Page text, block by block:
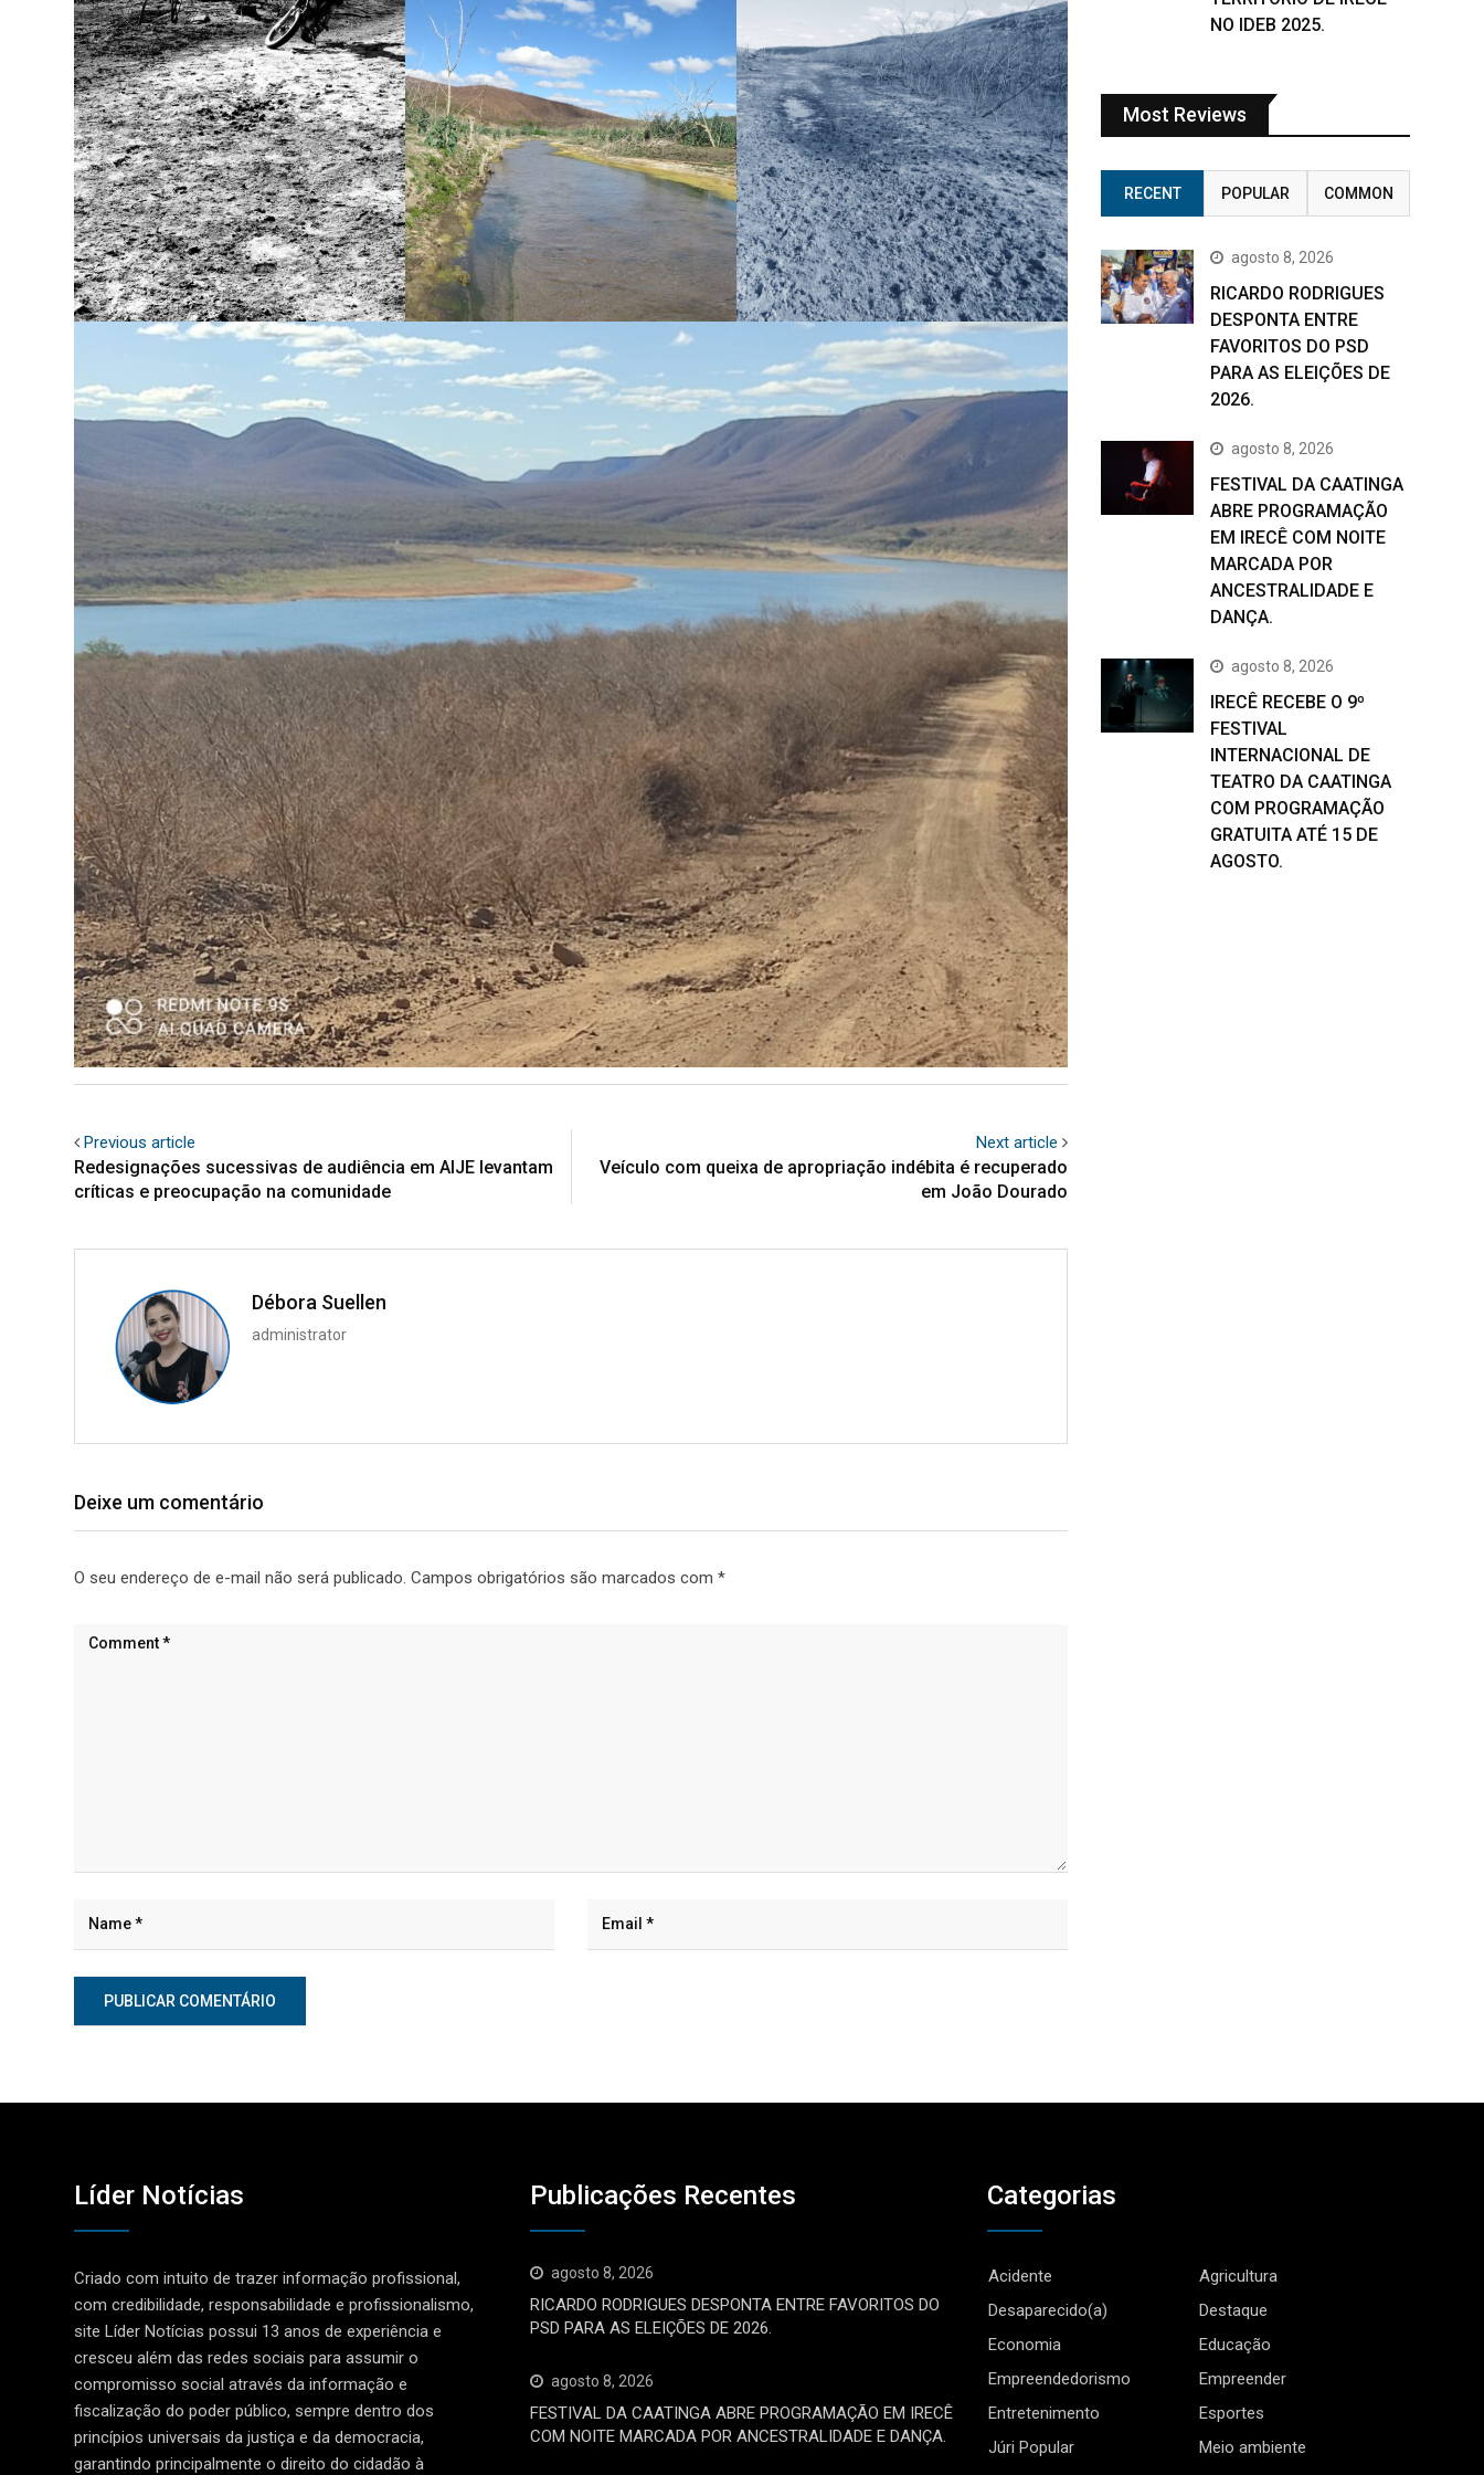
Previous article
Redesignações sucessivas de audiência em AIJE levantam
críticas e preocupação na comunidade
Next article
Veículo com queixa de apropriação indébita é recuperado
em João Dourado
Débora Suellen
administrator
Deixe um comentário
O seu endereço de e-mail não será publicado. Campos obrigatórios são marcados com *
NO IDEB 2025.
Most Reviews
RECENT POPULAR COMMON
agosto 8, 2026
RICARDO RODRIGUES
DESPONTA ENTRE
FAVORITOS DO PSD
PARA AS ELEIÇÕES DE
2026.
agosto 8, 2026
FESTIVAL DA CAATINGA
ABRE PROGRAMAÇÃO
EM IRECÊ COM NOITE
MARCADA POR
ANCESTRALIDADE E
DANÇA.
agosto 8, 2026
IRECÊ RECEBE O 9º
FESTIVAL
INTERNACIONAL DE
TEATRO DA CAATINGA
COM PROGRAMAÇÃO
GRATUITA ATÉ 15 DE
AGOSTO.
Líder Notícias
Criado com intuito de trazer informação profissional,
com credibilidade, responsabilidade e profissionalismo,
site Líder Notícias possui 13 anos de experiência e
cresceu além das redes sociais para assumir o
compromisso social através da informação e
fiscalização do poder público, sempre dentro dos
princípios universais da justiça e da democracia,
garantindo principalmente o direito do cidadão à
Publicações Recentes
agosto 8, 2026
RICARDO RODRIGUES DESPONTA ENTRE FAVORITOS DO
PSD PARA AS ELEIÇÕES DE 2026.
agosto 8, 2026
FESTIVAL DA CAATINGA ABRE PROGRAMAÇÃO EM IRECÊ
COM NOITE MARCADA POR ANCESTRALIDADE E DANÇA.
Categorias
Acidente
Agricultura
Desaparecido(a)
Destaque
Economia
Educação
Empreendedorismo
Empreender
Entretenimento
Esportes
Júri Popular
Meio ambiente